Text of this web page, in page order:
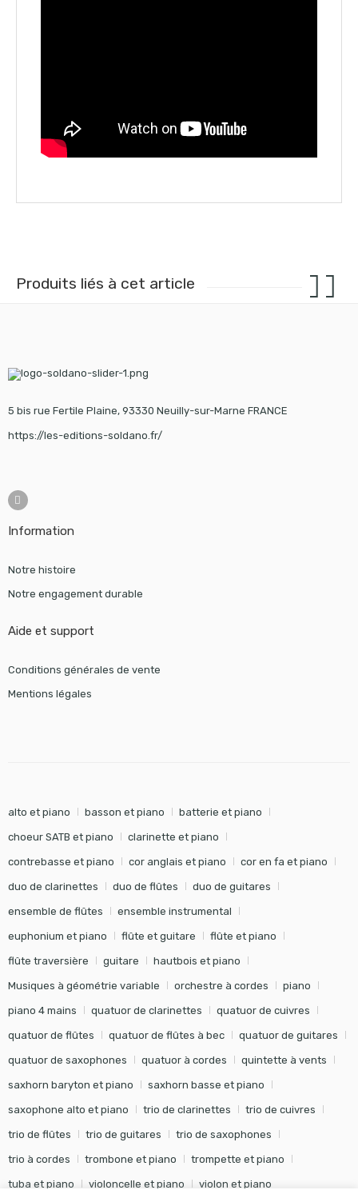
Produits liés à cet article
5 bis rue Fertile Plaine, 93330 Neuilly-sur-Marne FRANCE
https://les-editions-soldano.fr/
Information
Notre histoire
Notre engagement durable
Aide et support
Conditions générales de vente
Mentions légales
alto et piano basson et piano batterie et piano
choeur SATB et piano clarinette et piano
contrebasse et piano cor anglais et piano cor en fa et piano
duo de clarinettes duo de flûtes duo de guitares
ensemble de flûtes ensemble instrumental
euphonium et piano flûte et guitare flûte et piano
flûte traversière guitare hautbois et piano
Musiques à géométrie variable orchestre à cordes piano
piano 4 mains quatuor de clarinettes quatuor de cuivres
quatuor de flûtes quatuor de flûtes à bec quatuor de guitares
quatuor de saxophones quatuor à cordes quintette à vents
saxhorn baryton et piano saxhorn basse et piano
saxophone alto et piano trio de clarinettes trio de cuivres
trio de flûtes trio de guitares trio de saxophones
trio à cordes trombone et piano trompette et piano
tuba et piano violoncelle et piano violon et piano